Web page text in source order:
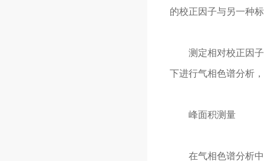
的校正因子与另一种
测定相对校正因子
下进行气相色谱分析
峰面积测量
在气相色谱分析中